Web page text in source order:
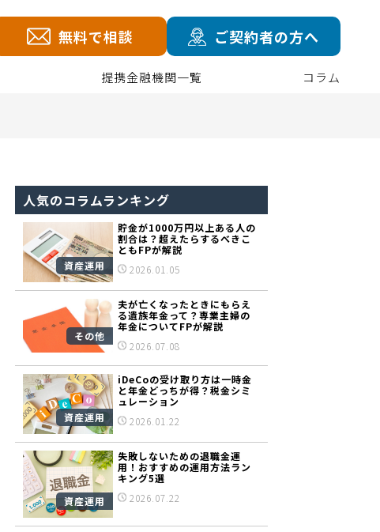
無料で相談 ご契約者の方へ
提携金融機関一覧 コラム
人気のコラムランキング
資産運用
貯金が1000万円以上ある人の
割合は？超えたらするべきこ
ともFPが解説
2026.01.05
その他
夫が亡くなったときにもらえ
る遺族年金って？専業主婦の
年金についてFPが解説
2026.07.08
資産運用
iDeCoの受け取り方は一時金
と年金どっちが得？税金シミ
ュレーション
2026.01.22
資産運用
失敗しないための退職金運
用！おすすめの運用方法ラン
キング5選
2026.07.22